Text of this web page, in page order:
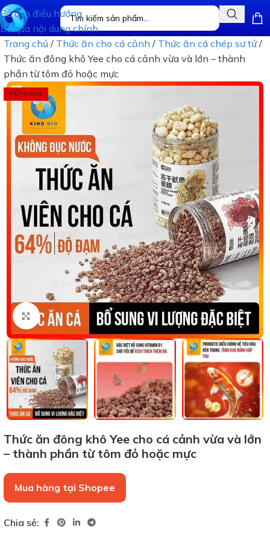
Bỏ qua điều hướng
Bỏ qua nội dung chính
Trang chủ / Thức ăn cho cá cảnh / Thức ăn cá chép sư tử/
Thức ăn đông khô Yee cho cá cảnh vừa và lớn – thành
phần từ tôm đỏ hoặc mực
HẾT HÀNG
Xem ảnh lớn
Thức ăn đông khô Yee cho cá cảnh vừa và lớn
– thành phần từ tôm đỏ hoặc mực
Mua hàng tại Shopee
Chia sẻ: